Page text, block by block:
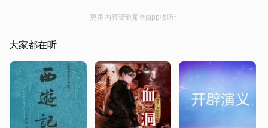
更多内容请到酷狗app收听~
大家都在听